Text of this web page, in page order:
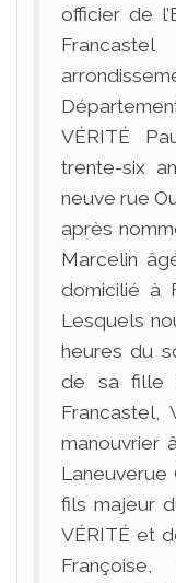
officier de
VÉRITÉ
trente-six
neuve rue
après
Marcelin
domicilié à
Lesquels
heures du
de sa fille
Francastel,
manouvrier
Laneuverue
fils majeur
VÉRITÉ et